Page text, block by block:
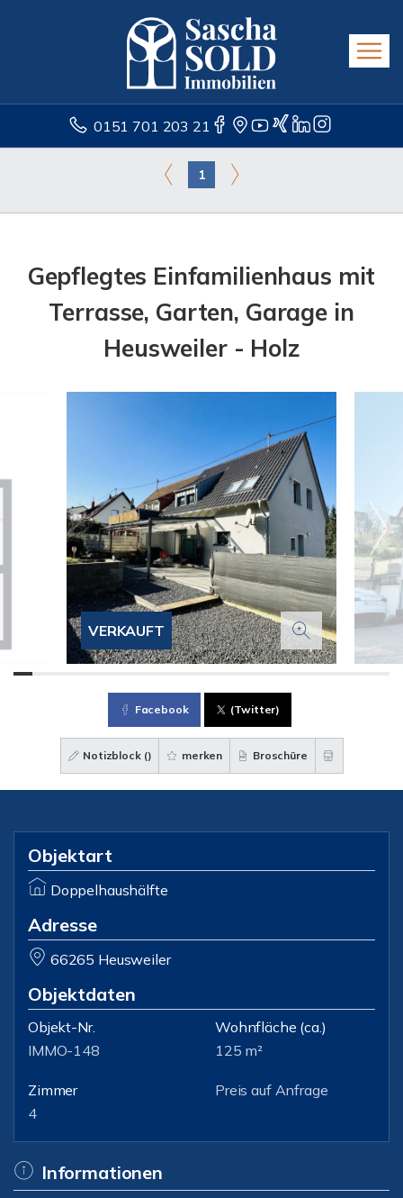
0151 701 203 21
1
Gepflegtes Einfamilienhaus mit
Terrasse, Garten, Garage in
Heusweiler - Holz
VERKAUFT
Facebook (Twitter)
Notizblock () merken Broschüre
Objektart
Doppelhaushälfte
Adresse
66265 Heusweiler
Objektdaten
Objekt-Nr.
IMMO-148
Wohnfläche (ca.)
125 m²
Zimmer
4
Preis auf Anfrage
Informationen